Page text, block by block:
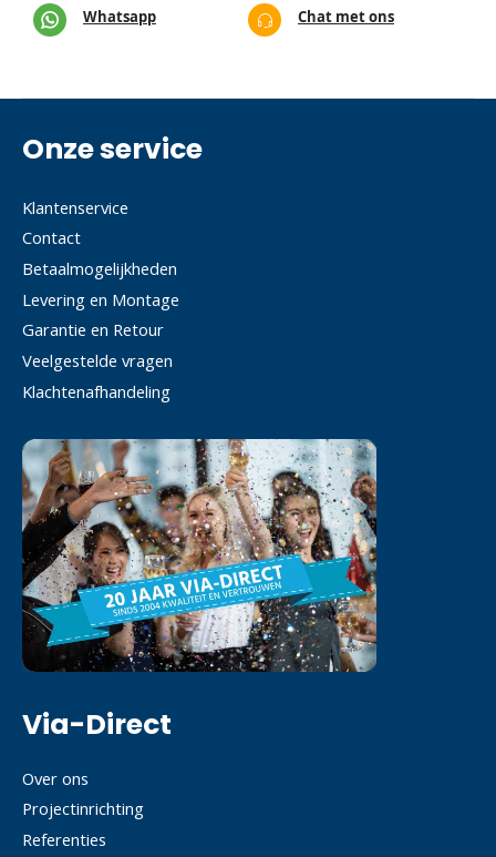
Whatsapp Chat met ons
Onze service
Klantenservice
Contact
Betaalmogelijkheden
Levering en Montage
Garantie en Retour
Veelgestelde vragen
Klachtenafhandeling
Via-Direct
Over ons
Projectinrichting
Referenties